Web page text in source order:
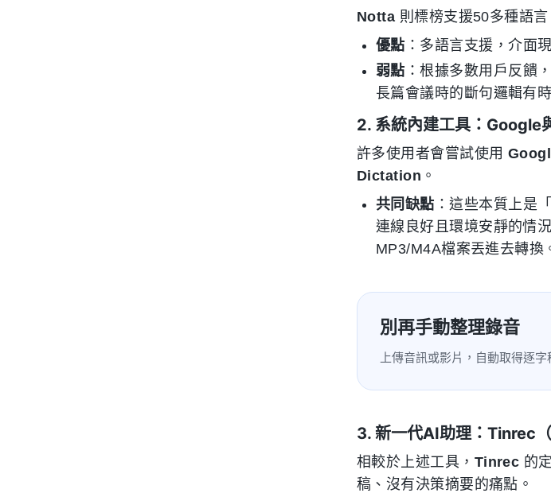
Notta 則標榜支援50多種語
優點 ：多語言支援，介面
弱點 ：根據多數用戶反饋
長篇會議時的斷句邏輯有
2. 系統內建工具：
許多使用者會嘗試使用
Dictation 。
共同缺點 ：這些本質上是
連線良好且環境安靜的情
MP3/M4A檔案丟進去轉換
別再手動整理錄音
上傳音訊或影片，自動取得逐
3. 新一代AI助理：Tinrec（
相較於上述工具， Tinrec 的
稿、沒有決策摘要的痛點。